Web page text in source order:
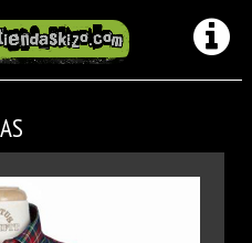
OI ESCOCESAS HOMBRE